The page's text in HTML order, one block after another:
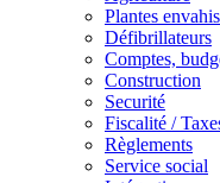
Plantes
Défibrillateurs
Comptes,
Construction
Securité
Fiscalité /
Règlements
Service social